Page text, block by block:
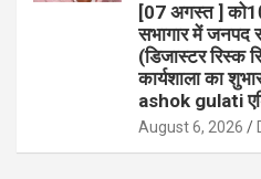
[07 अगस्त ]
सभागार में जनपद
(डिजास्टर रिस्क
कार्यशाला का
ashok gulati
August 6, 2026